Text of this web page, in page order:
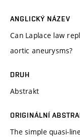
ANGLICKÝ NÁZEV
Can Laplace law
aortic aneurysms?
DRUH
Abstrakt
ORIGINÁLNÍ
The simple quasi-